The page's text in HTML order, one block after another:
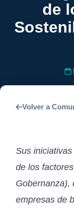
de
Volver a
Sus
de los
Gobernanza),
empresas de